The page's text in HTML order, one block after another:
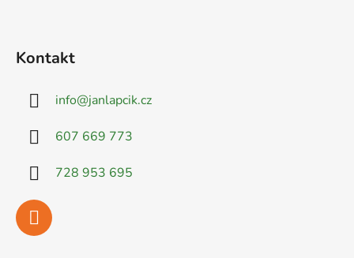
Kontakt
info@janlapcik.cz
607 669 773
728 953 695